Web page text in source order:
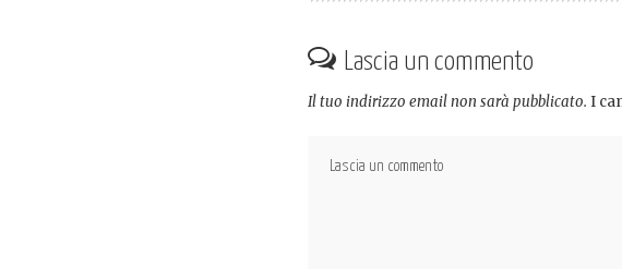
Lascia un commento
Il tuo indirizzo email non sarà pubblicato. I